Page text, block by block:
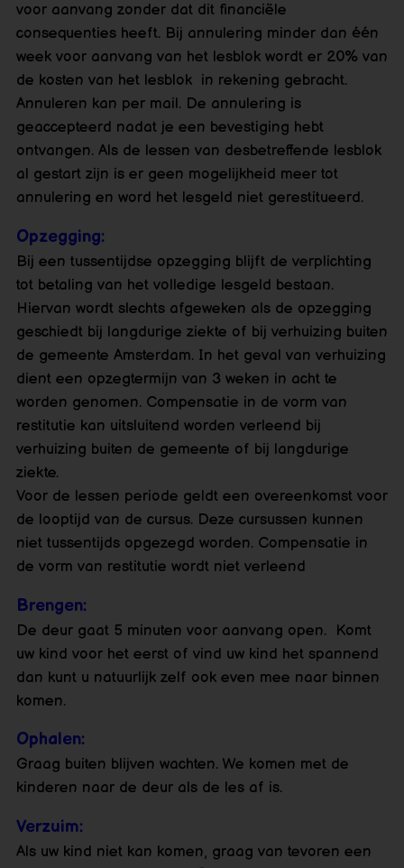
voor aanvang zonder dat dit financiële
consequenties heeft. Bij annulering minder dan één
week voor aanvang van het lesblok wordt er 20% van
de kosten van het lesblok in rekening gebracht.
Annuleren kan per mail. De annulering is
geaccepteerd nadat je een bevestiging hebt
ontvangen. Als de lessen van desbetreffende lesblok
al gestart zijn is er geen mogelijkheid meer tot
annulering en word het lesgeld niet gerestitueerd.
Opzegging:
Bij een tussentijdse opzegging blijft de verplichting
tot betaling van het volledige lesgeld bestaan.
Hiervan wordt slechts afgeweken als de opzegging
geschiedt bij langdurige ziekte of bij verhuizing buiten
de gemeente Amsterdam. In het geval van verhuizing
dient een opzegtermijn van 3 weken in acht te
worden genomen. Compensatie in de vorm van
restitutie kan uitsluitend worden verleend bij
verhuizing buiten de gemeente of bij langdurige
ziekte.
Voor de lessen periode geldt een overeenkomst voor
de looptijd van de cursus. Deze cursussen kunnen
niet tussentijds opgezegd worden.​ Compensatie in
de vorm van restitutie wordt niet verleend
Brengen:
De deur gaat 5 minuten voor aanvang open. Komt
uw kind voor het eerst of vind uw kind het spannend
dan kunt u natuurlijk zelf ook even mee naar binnen
komen.
Ophalen:
Graag buiten blijven wachten. We komen met de
kinderen naar de deur als de les af is.
Verzuim:
Als uw kind niet kan komen, graag van tevoren een